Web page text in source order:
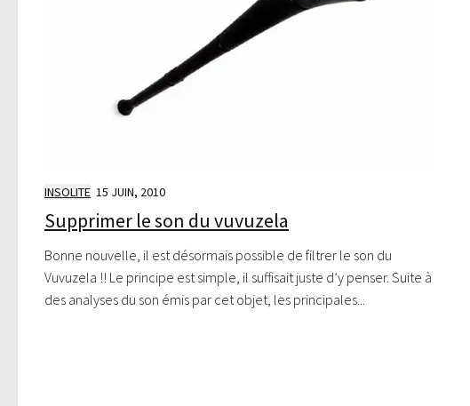
INSOLITE 15 JUIN, 2010
Supprimer le son du vuvuzela
Bonne nouvelle, il est désormais possible de filtrer le son du
Vuvuzela !! Le principe est simple, il suffisait juste d’y penser. Suite à
des analyses du son émis par cet objet, les principales...